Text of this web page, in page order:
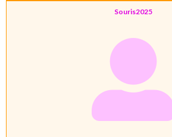
Souris2025